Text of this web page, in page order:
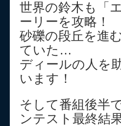
世界の鈴木も「
ーリーを攻略！
砂礫の段丘を進
ていた…
ディールの人を
います！
そして番組後半
ンテスト最終結